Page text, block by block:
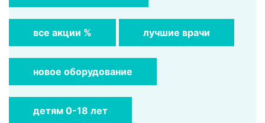
все акции % лучшие врачи
новое оборудование
детям 0-18 лет